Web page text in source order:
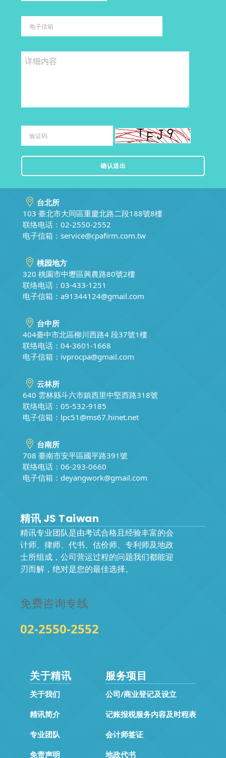
台北所
103 臺北市大同區重慶北路二段188號8樓
联络电话：02-2550-2552
电子信箱： service@cpafirm.com.tw
桃园地方
320 桃園市中壢區興農路80號2樓
联络电话：03-433-1251
电子信箱： a91344124@gmail.com
台中所
404臺中市北區柳川西路4 段37號1樓
联络电话：04-3601-1668
电子信箱： ivprocpa@gmail.com
云林所
640 雲林縣斗六市鎮西里中堅西路318號
联络电话：05-532-9185
电子信箱： lpc51@ms67.hinet.net
台南所
708 臺南市安平區國平路391號
联络电话：06-293-0660
电子信箱： deyangwork@gmail.com
精讯 JS Taiwan
精讯专业团队是由考试合格且经验丰富的会
计师、律师、代书、估价师、专利师及地政
士所组成，公司营运过程的问题我们都能迎
刃而解，绝对是您的最佳选择。
免费咨询专线
02-2550-2552
关于精讯
关于我们
精讯简介
专业团队
免责声明
服务项目
公司/商业登记及设立
记账报税服务内容及时程表
会计师签证
地政代书